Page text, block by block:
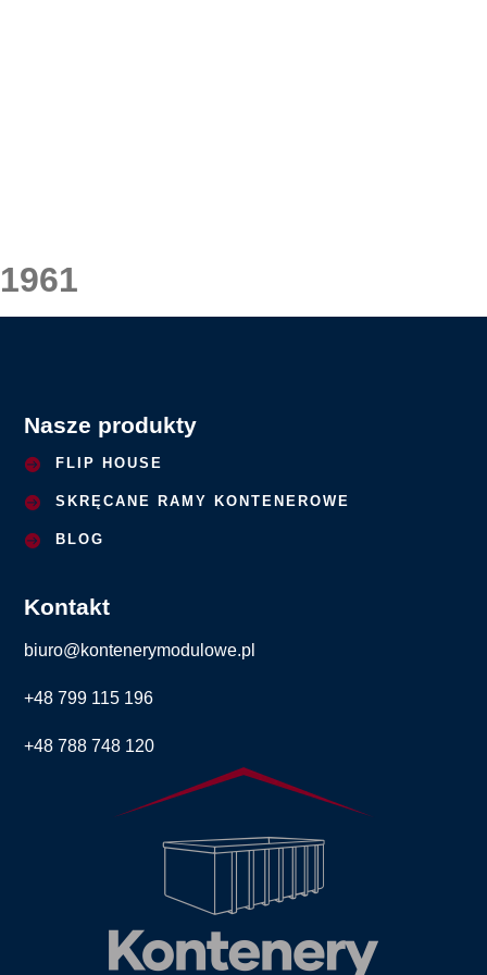
1961
Nasze produkty
FLIP HOUSE
SKRĘCANE RAMY KONTENEROWE
BLOG
Kontakt
biuro@kontenerymodulowe.pl
+48 799 115 196
+48 788 748 120